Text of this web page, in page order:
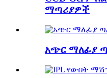
ማጣሪያዎች
አጭር ማለፊያ